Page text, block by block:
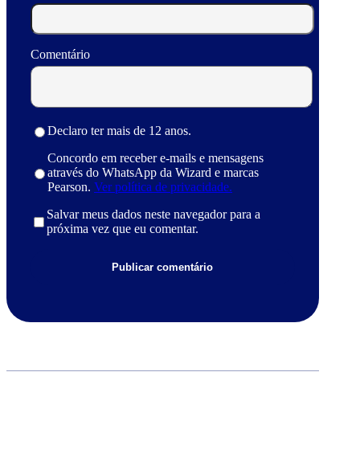
Comentário
Declaro ter mais de 12 anos.
Concordo em receber e-mails e mensagens
através do WhatsApp da Wizard e marcas
Pearson. Ver política de privacidade.
Salvar meus dados neste navegador para a
próxima vez que eu comentar.